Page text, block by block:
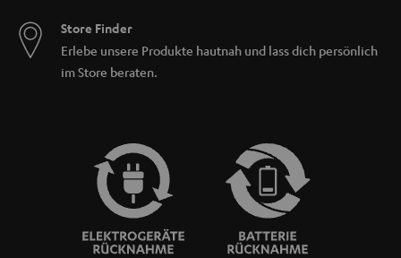
Store Finder
Erlebe unsere Produkte hautnah und lass dich persönlich
im Store beraten.